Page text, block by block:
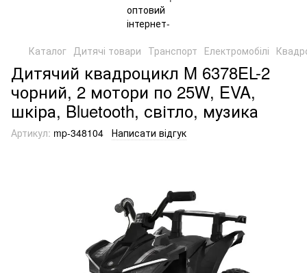
Каталог Дитячі товари Транспорт Електромобілі
Дитячий квадроцикл M 6378EL-2
чорний, 2 мотори по 25W, EVA,
шкіра, Bluetooth, світло, музика
Артикул: mp-348104 Написати відгук